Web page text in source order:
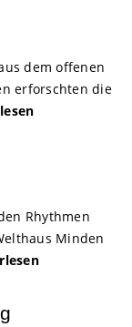
dem offenen
erforschten die
Rhythmen
Minden